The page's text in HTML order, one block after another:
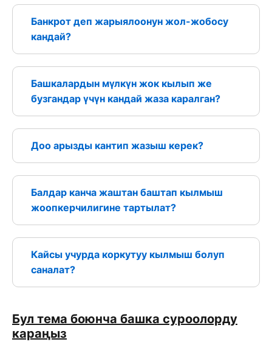
Банкрот деп жарыялоонун жол-жобосу
кандай?
Башкалардын мүлкүн жок кылып же
бузгандар үчүн кандай жаза каралган?
Доо арызды кантип жазыш керек?
Балдар канча жаштан баштап кылмыш
жоопкерчилигине тартылат?
Кайсы учурда коркутуу кылмыш болуп
саналат?
Бул тема боюнча башка суроолорду
караңыз